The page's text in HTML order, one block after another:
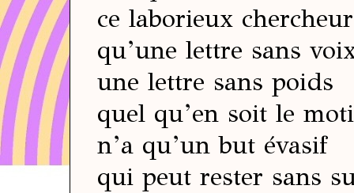
ce laborieux chercheur
qu’une lettre sans
une lettre sans poids
quel qu’en soit le
n’a qu’un but évasif
qui peut rester sans